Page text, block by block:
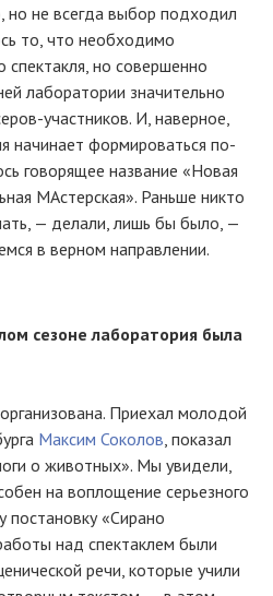
но не всегда выбор подходил
то, что необходимо
но совершенно
лаборатории значительно
участников. И, наверное,
начинает формироваться по-
говорящее название «Новая
МАстерская». Раньше никто
— делали, лишь бы было, —
в верном направлении.
сезоне лаборатория была
Приехал молодой
Максим Соколов, показал
о животных». Мы увидели,
на воплощение серьезного
постановку «Сирано
над спектаклем были
речи, которые учили